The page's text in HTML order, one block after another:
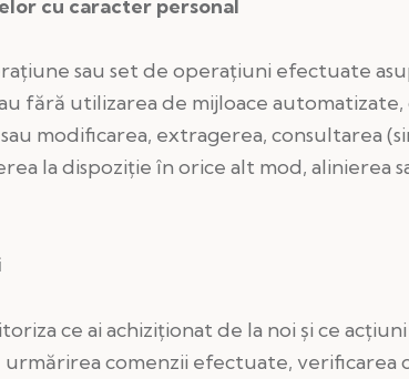
cu caracter personal
sau set de operațiuni efectuate
fără utilizarea de mijloace
modificarea, extragerea, consultarea
la dispoziție în orice alt mod, alinierea
ce ai achiziționat de la noi și ce
urmărirea comenzii efectuate,